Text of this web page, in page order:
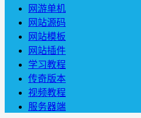
网游单机
网站源码
网站模板
网站插件
学习教程
传奇版本
视频教程
服务器端